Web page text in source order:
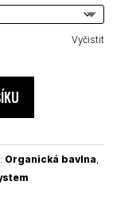
Vyčistit
Organická bavlna